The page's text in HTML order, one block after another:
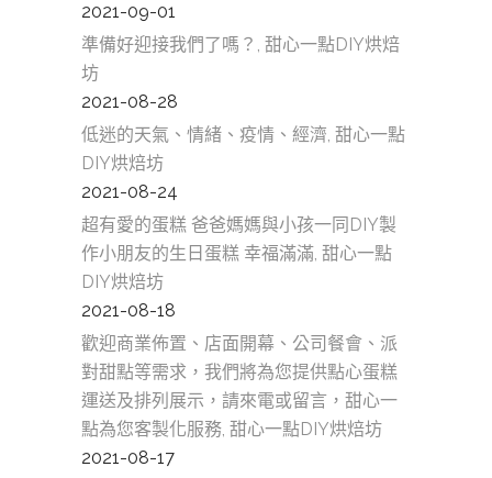
2021-09-01
準備好迎接我們了嗎？, 甜心一點DIY烘焙
坊
2021-08-28
低迷的天氣、情緒、疫情、經濟, 甜心一點
DIY烘焙坊
2021-08-24
超有愛的蛋糕 爸爸媽媽與小孩一同DIY製
作小朋友的生日蛋糕 幸福滿滿, 甜心一點
DIY烘焙坊
2021-08-18
歡迎商業佈置、店面開幕、公司餐會、派
對甜點等需求，我們將為您提供點心蛋糕
運送及排列展示，請來電或留言，甜心一
點為您客製化服務, 甜心一點DIY烘焙坊
2021-08-17